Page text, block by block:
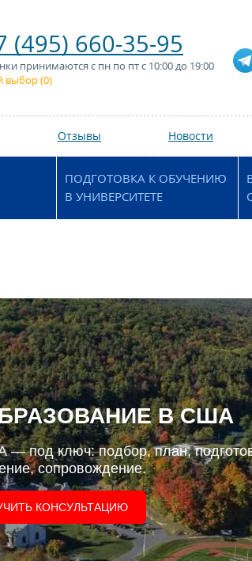
(495) 660-35-95
принимаются с пн по пт с 10:00 до 19:00
выбор (0)
Отзывы Новости
ПОДГОТОВКА К ОБУЧЕНИЮ
В УНИВЕРСИТЕТЕ
В США
под ключ: подбор, план,
сопровождение.
КОНСУЛЬТАЦИЮ